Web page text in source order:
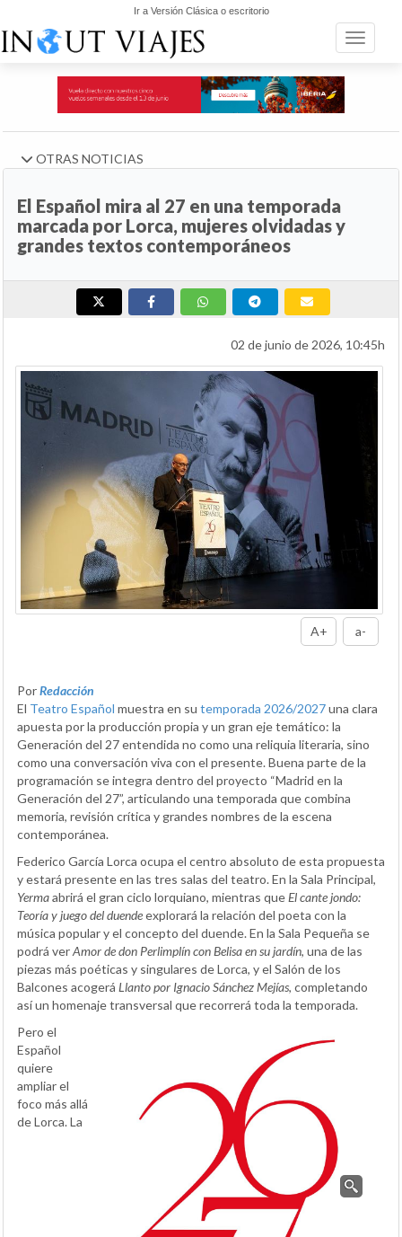
Ir a Versión Clásica o escritorio
Toggle
OTRAS NOTICIAS
El Español mira al 27 en una temporada
marcada por Lorca, mujeres olvidadas y
grandes textos contemporáneos
02 de junio de 2026, 10:45h
A+ a-
PorRedacción
El Teatro Español muestra en su temporada 2026/2027una clara
apuesta por la producción propia y un gran eje temático: la
Generación del 27 entendida no como una reliquia literaria, sino
como una conversación viva con el presente. Buena parte de la
programación se integra dentro del proyecto “Madrid en la
Generación del 27”, articulando una temporada que combina
memoria, revisión crítica y grandes nombres de la escena
contemporánea.
Federico García Lorca ocupa el centro absoluto de esta propuesta
y estará presente en las tres salas del teatro. En la Sala Principal,
Yermaabrirá el gran ciclo lorquiano, mientras queEl cante jondo:
Teoría y juego del duendeexplorará la relación del poeta con la
música popular y el concepto del duende. En la Sala Pequeña se
podrá verAmor de don Perlimplín con Belisa en su jardín, una de las
piezas más poéticas y singulares de Lorca, y el Salón de los
Balcones acogerá Llanto por Ignacio Sánchez Mejías, completando
así un homenaje transversal que recorrerá toda la temporada.
Pero el
Español
quiere
ampliar el
foco más allá
de Lorca. La